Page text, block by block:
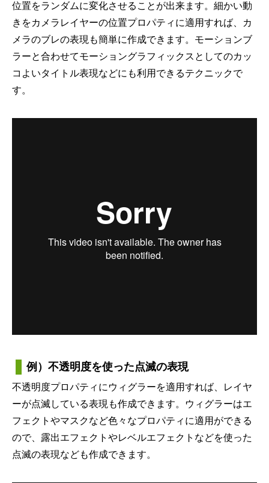
位置をランダムに変化させることが出来ます。細かい動
きをカメラレイヤーの位置プロパティに適用すれば、カ
メラのブレの表現も簡単に作成できます。モーションブ
ラーと合わせてモーショングラフィックスとしてのカッ
コよいタイトル表現などにも利用できるテクニックで
す。
例）不透明度を使った点滅の表現
不透明度プロパティにウィグラーを適用すれば、レイヤ
ーが点滅している表現も作成できます。ウィグラーはエ
フェクトやマスクなど色々なプロパティに適用ができる
ので、露出エフェクトやレベルエフェクトなどを使った
点滅の表現なども作成できます。